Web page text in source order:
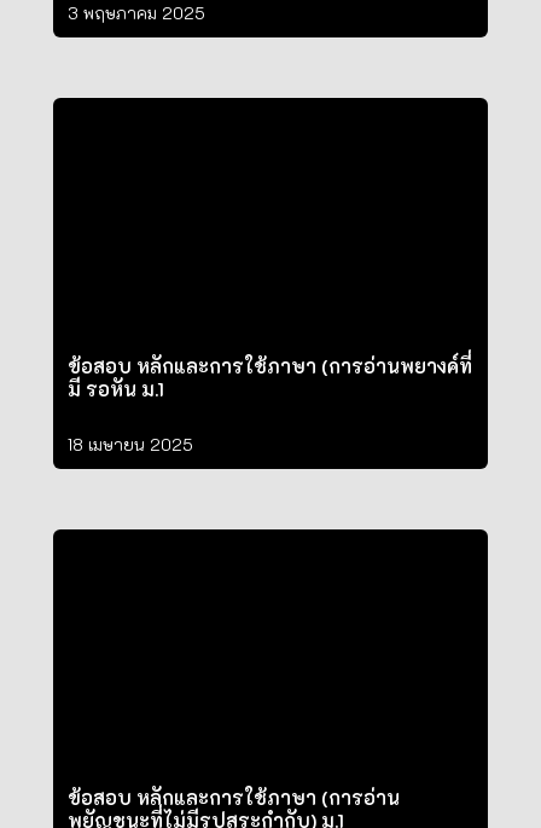
3 พฤษภาคม 2025
ข้อสอบ หลักและการใช้ภาษา (การอ่านพยางค์ที่
มี รอหัน ม.1
18 เมษายน 2025
ข้อสอบ หลักและการใช้ภาษา (การอ่าน
พยัญชนะที่ไม่มีรูปสระกำกับ) ม.1